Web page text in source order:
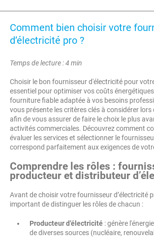
Comment bien choisir votre
d’électricité pro ?
Temps de lecture : 4 min
Choisir le bon fournisseur d'électricité pour
essentiel pour optimiser vos coûts
fourniture fiable adaptée à vos besoins
vous présente les critères clés à considérer lors
afin de vous assurer de faire le choix le plus
activités commerciales. Découvrez comment
évaluer les services et sélectionner le
correspond parfaitement aux exigences de
Comprendre les rôles :
producteur et distributeur
Avant de choisir votre fournisseur d’électricité
important de distinguer les rôles de chacun :
Producteur d’électricité : génère
de diverses sources (nucléaire,